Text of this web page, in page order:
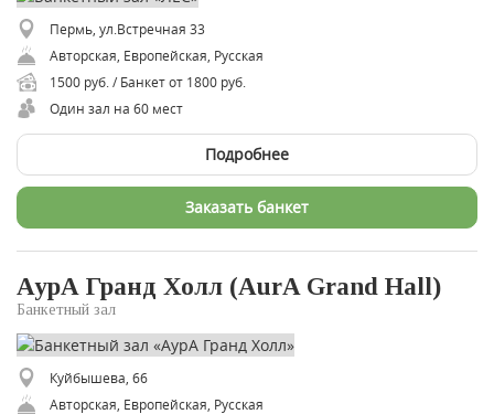
Пермь, ул.Встречная 33
Авторская, Европейская, Русская
1500 руб. / Банкет от 1800 руб.
Один зал на 60 мест
Подробнее
Заказать банкет
АурА Гранд Холл (AurA Grand Hall)
Банкетный зал
Куйбышева, 66
Авторская, Европейская, Русская